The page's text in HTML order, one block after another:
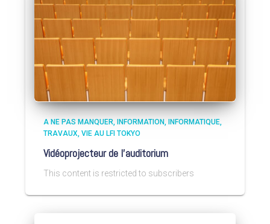
A NE PAS MANQUER INFORMATION
INFORMATIQUE
TRAVAUX VIE AU LFI TOKYO
Vidéoprojecteur de l’auditorium
This content is restricted to subscribers